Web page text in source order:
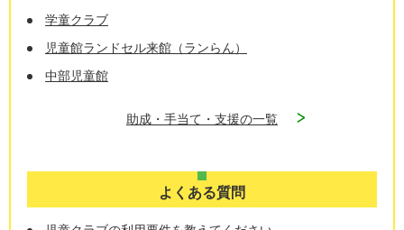
学童クラブ
児童館ランドセル来館（ランらん）
中部児童館
助成・手当て・支援の一覧
よくある質問